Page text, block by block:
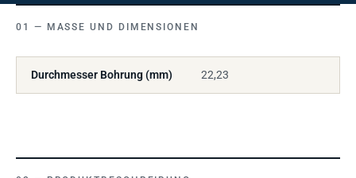
MASSE UND DIMENSIONEN
Durchmesser Bohrung (mm) 22,23